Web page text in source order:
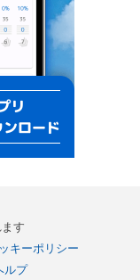
す
キーポリシー
ルプ